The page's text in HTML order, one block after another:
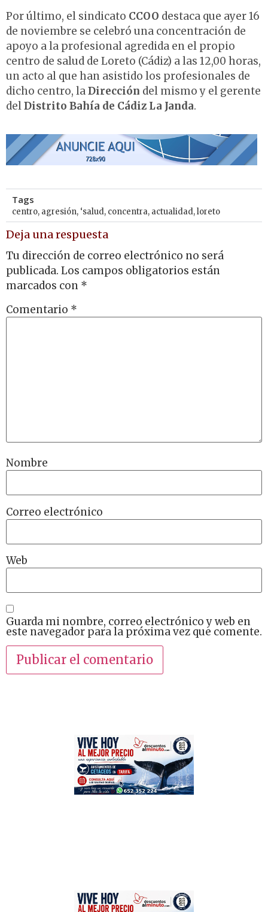
Por último, el sindicato CCOO destaca que ayer 16
de noviembre se celebró una concentración de
apoyo a la profesional agredida en el propio
centro de salud de Loreto (Cádiz) a las 12,00 horas,
un acto al que han asistido los profesionales de
dicho centro, laDirección del mismo y el gerente
delDistrito Bahía de Cádiz La Janda.
Tags
centro, agresión, ‘salud, concentra, actualidad,loreto
Deja una respuesta
Tu dirección de correo electrónico no será
publicada. Los campos obligatorios están
marcados con *
Comentario *
Nombre
Correo electrónico
Web
Guarda mi nombre, correo electrónico y web en
este navegador para la próxima vez que comente.